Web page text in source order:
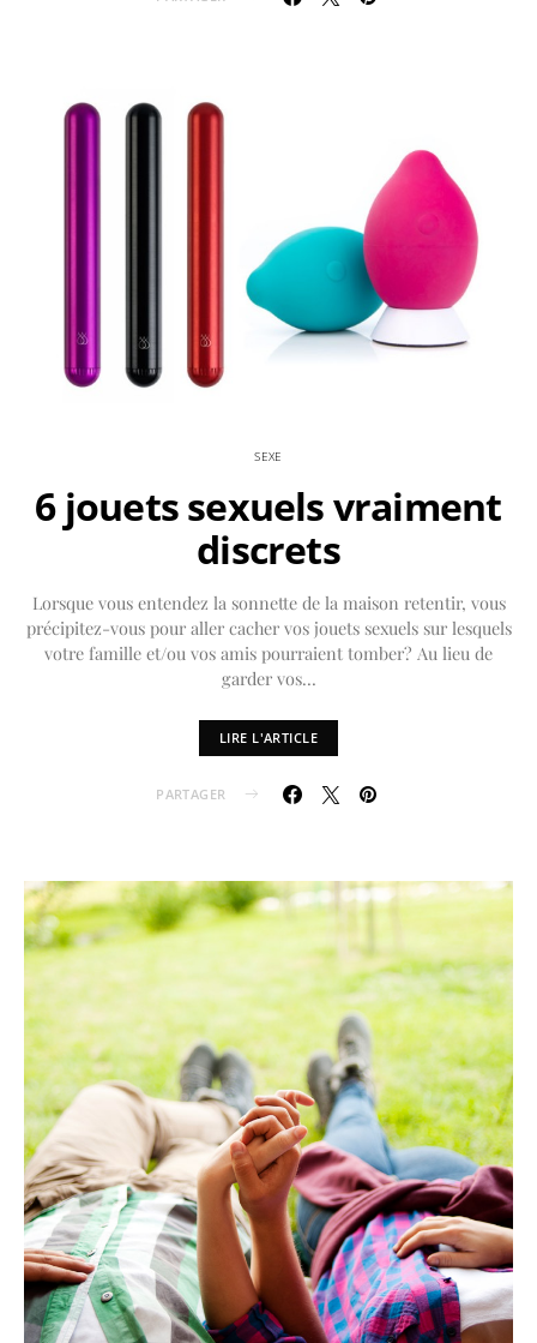
SEXE
6 jouets sexuels vraiment
discrets
Lorsque vous entendez la sonnette de la maison retentir, vous
précipitez-vous pour aller cacher vos jouets sexuels sur lesquels
votre famille et/ou vos amis pourraient tomber? Au lieu de
garder vos…
LIRE L'ARTICLE
PARTAGER